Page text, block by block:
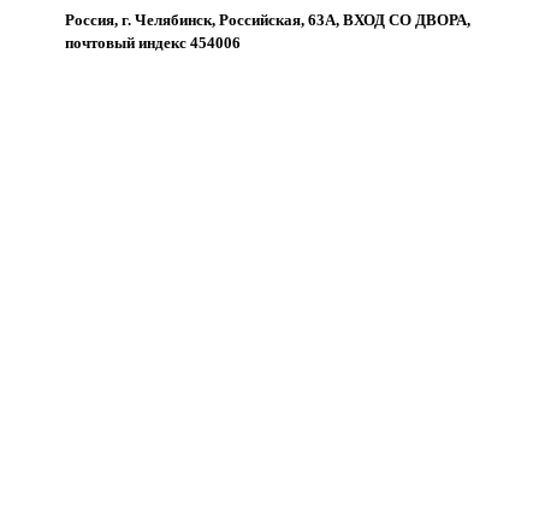
Россия, г. Челябинск, Российская, 63А, ВХОД СО ДВОРА,
почтовый индекс 454006